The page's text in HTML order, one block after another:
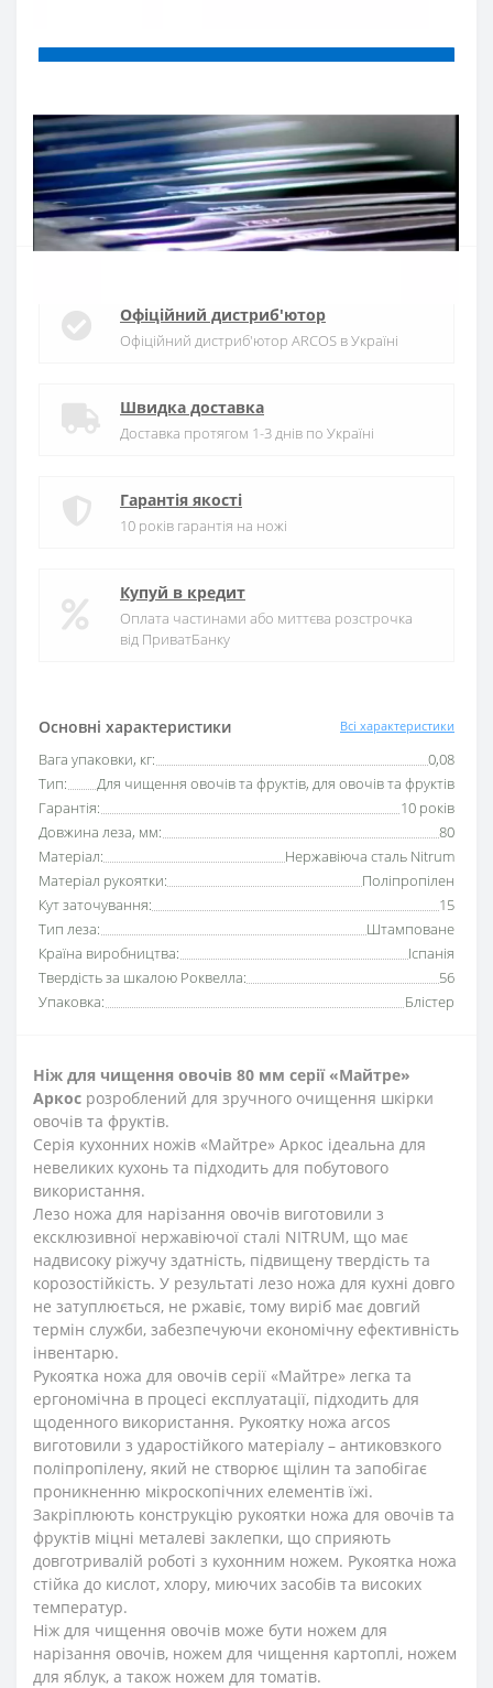
Купити в один клік
Введіть номер телефону і ми передзвонимо
Купити
Основні характеристики Всі характеристики
Вага упаковки, кг:
0,08
Тип:
Для чищення овочів та фруктів, для овочів та фруктів
Гарантія:
10 років
Довжина леза, мм:
80
Матеріал:
Нержавіюча сталь Nitrum
Матеріал рукоятки:
Поліпропілен
Кут заточування:
15
Тип леза:
Штамповане
Країна виробництва:
Іспанія
Твердість за шкалою Роквелла:
56
Упаковка:
Блістер
Офіційний дистриб'ютор
Офіційний дистриб'ютор ARCOS в Україні
Швидка доставка
Доставка протягом 1-3 днів по Україні
Гарантія якості
10 років гарантія на ножі
Купуй в кредит
Оплата частинами або миттєва розстрочка
від ПриватБанку
Ніж для чищення овочів 80 мм серії «Майтре»
Аркос розроблений для зручного очищення шкірки
овочів та фруктів.
Серія кухонних ножів «Майтре» Аркос ідеальна для
невеликих кухонь та підходить для побутового
використання.
Лезо ножа для нарізання овочів виготовили з
ексклюзивної нержавіючої сталі NITRUM, що має
надвисоку ріжучу здатність, підвищену твердість та
корозостійкість. У результаті лезо ножа для кухні довго
не затуплюється, не ржавіє, тому виріб має довгий
термін служби, забезпечуючи економічну ефективність
інвентарю.
Рукоятка ножа для овочів серії «Майтре» легка та
ергономічна в процесі експлуатації, підходить для
щоденного використання. Рукоятку ножа arcos
виготовили з ударостійкого матеріалу – антиковзкого
поліпропілену, який не створює щілин та запобігає
проникненню мікроскопічних елементів їжі.
Закріплюють конструкцію рукоятки ножа для овочів та
фруктів міцні металеві заклепки, що сприяють
довготривалій роботі з кухонним ножем. Рукоятка ножа
стійка до кислот, хлору, миючих засобів та високих
температур.
Ніж для чищення овочів може бути ножем для
нарізання овочів, ножем для чищення картоплі, ножем
для яблук, а також ножем для томатів.